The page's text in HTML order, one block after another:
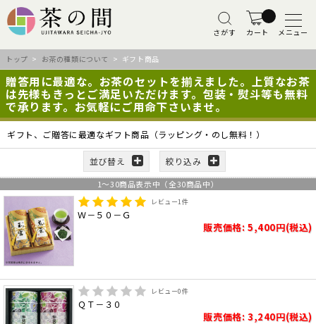
さがす カート メニュー
トップ > お茶の種類について > ギフト商品
贈答用に最適な。お茶のセットを揃えました。上質なお茶
は先様もきっとご満足いただけます。包装・熨斗等も無料
で承ります。お気軽にご用命下さいませ。
ギフト、ご贈答に最適なギフト商品（ラッピング・のし無料！）
並び替え 絞り込み
1～30商品表示中（全30商品中）
レビュー1件
Ｗ－５０－Ｇ
販売価格: 5,400円(税込)
レビュー0件
ＱＴ－３０
販売価格: 3,240円(税込)